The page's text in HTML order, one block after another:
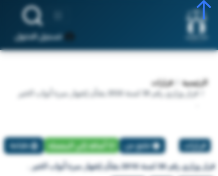
تسجيل الدخول
الرئيسية
قرارات
قرار وزاري رقم 36 لسنة 2016 بشأن إشهار مبرة أبواب الخير
قرارات تبليغ عن أضافة إلي المفضلة طباعة
قرار وزاري رقم 36 لسنة 2016 بشأن إشهار مبرة أبواب الخير .